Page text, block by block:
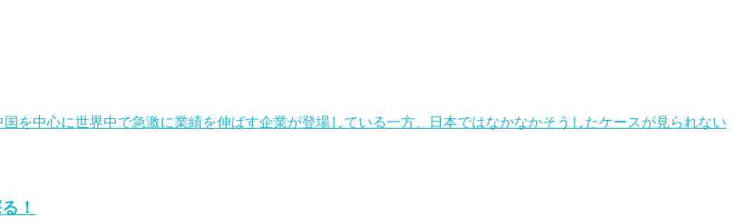
を中心に世界中で急激に業績を伸ばす企業が登場している一方、日本ではなかなかそうしたケースが見られない
！